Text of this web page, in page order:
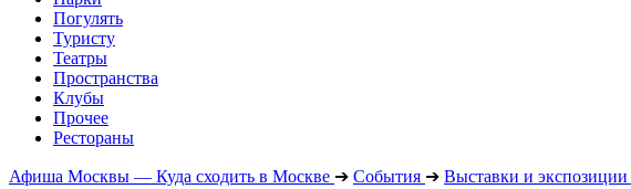
Погулять
Туристу
Театры
Пространства
Клубы
Прочее
Рестораны
Афиша Москвы — Куда сходить в Москве ➔ События ➔ Выставки и экспозиции